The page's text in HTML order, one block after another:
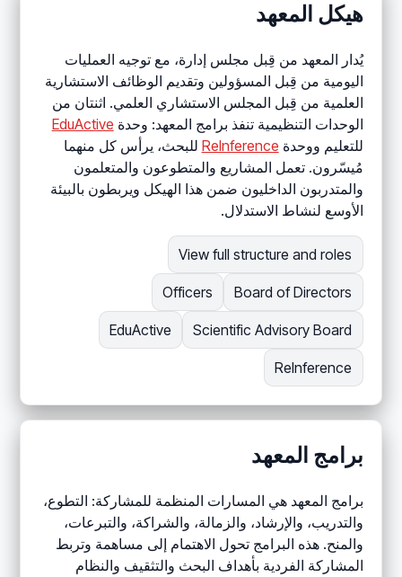
هيكل المعهد
يُدار المعهد من قِبل مجلس إدارة، مع توجيه العمليات
اليومية من قِبل المسؤولين وتقديم الوظائف الاستشارية
العلمية من قِبل المجلس الاستشاري العلمي. اثنتان من
الوحدات التنظيمية تنفذ برامج المعهد: وحدة EduActive
للتعليم ووحدة ReInference للبحث، يرأس كل منهما
مُيسّرون. تعمل المشاريع والمتطوعون والمتعلمون
والمتدربون الداخليون ضمن هذا الهيكل ويربطون بالبيئة
الأوسع لنشاط الاستدلال.
View full structure and roles
Board of Directors
Officers
Scientific Advisory Board
EduActive
ReInference
برامج المعهد
برامج المعهد هي المسارات المنظمة للمشاركة: التطوع،
والتدريب، والإرشاد، والزمالة، والشراكة، والتبرعات،
والمنح. هذه البرامج تحول الاهتمام إلى مساهمة وتربط
المشاركة الفردية بأهداف البحث والتثقيف والنظام